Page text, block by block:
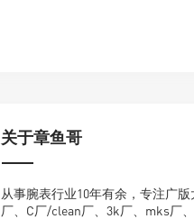
关于章鱼哥
从事腕表行业10年有余，专注广
厂、C厂/clean厂、3k厂、mks厂、